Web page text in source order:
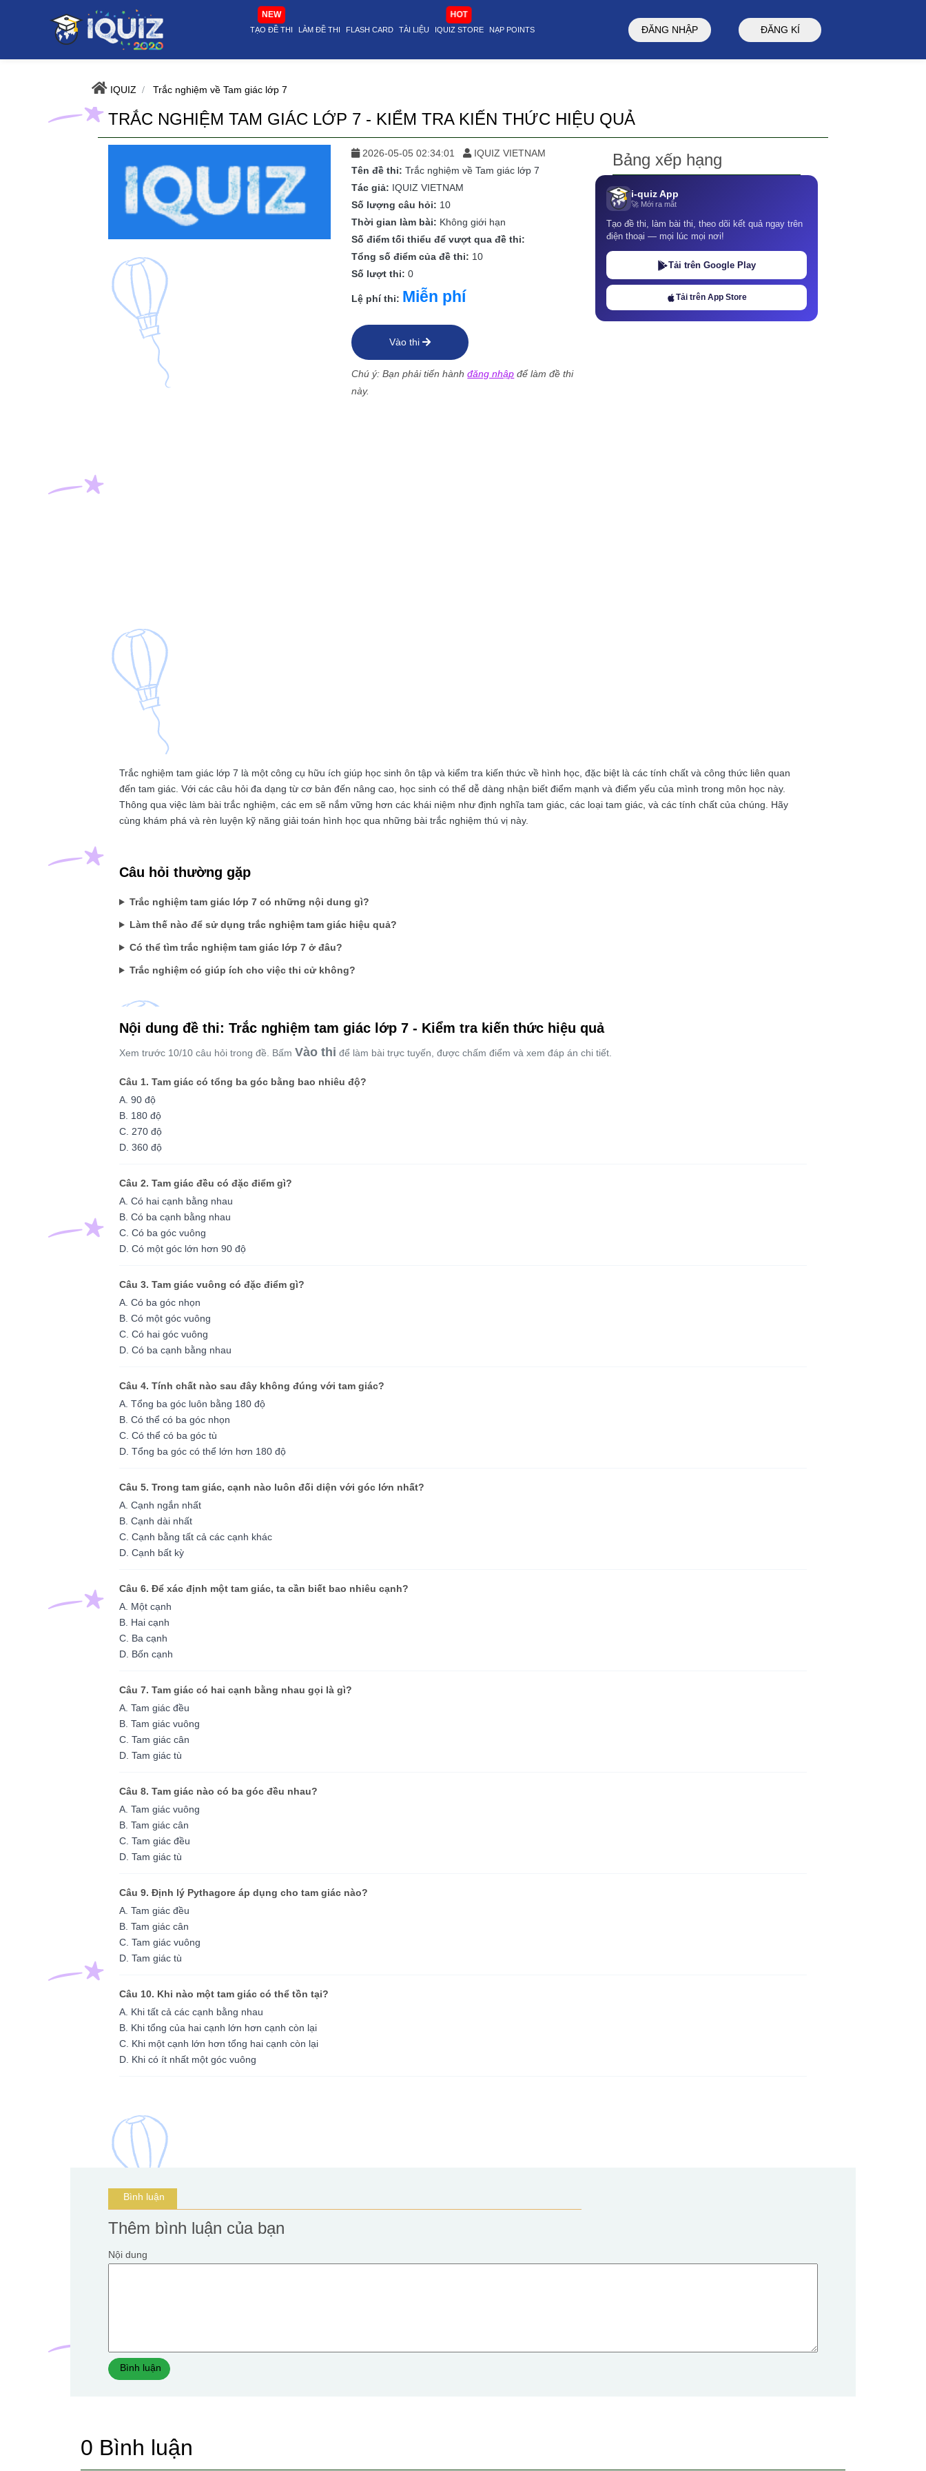
Trắc nghiệm tam giác lớp 7 - Kiểm tra kiến thức hiệu quả | i-quiz.vn@stop article@stop
TẠO ĐỀ THI
NEW
LÀM ĐỀ THI FLASH CARD TÀI LIỆU IQUIZ STORE
HOT
NẠP POINTS ĐĂNG NHẬP ĐĂNG KÍ
IQUIZ Trắc nghiệm về Tam giác lớp 7
TRẮC NGHIỆM TAM GIÁC LỚP 7 - KIỂM TRA KIẾN THỨC HIỆU QUẢ
2026-05-05 02:34:01
IQUIZ VIETNAM
Tên đề thi:Trắc nghiệm về Tam giác lớp 7
Tác giả: IQUIZ VIETNAM
Số lượng câu hỏi: 10
Thời gian làm bài: Không giới hạn
Số điểm tối thiểu để vượt qua đề thi:
Tổng số điểm của đề thi: 10
Số lượt thi:0
Lệ phí thi: Miễn phí
Vào thi
Chú ý: Bạn phải tiến hànhđăng nhập để làm đề thi
này.
Bảng xếp hạng
i-quiz App
🚀 Mới ra mắt
Tạo đề thi, làm bài thi, theo dõi kết quả ngay trên
điện thoại — mọi lúc mọi nơi!
Tải trên Google Play
Tải trên App Store
Trắc nghiệm tam giác lớp 7 là một công cụ hữu ích giúp học sinh ôn tập và kiểm tra kiến thức về hình học, đặc biệt là các tính chất và công thức liên quan
đến tam giác. Với các câu hỏi đa dạng từ cơ bản đến nâng cao, học sinh có thể dễ dàng nhận biết điểm mạnh và điểm yếu của mình trong môn học này.
Thông qua việc làm bài trắc nghiệm, các em sẽ nắm vững hơn các khái niệm như định nghĩa tam giác, các loại tam giác, và các tính chất của chúng. Hãy
cùng khám phá và rèn luyện kỹ năng giải toán hình học qua những bài trắc nghiệm thú vị này.
Câu hỏi thường gặp
Trắc nghiệm tam giác lớp 7 có những nội dung gì?
Làm thế nào để sử dụng trắc nghiệm tam giác hiệu quả?
Có thể tìm trắc nghiệm tam giác lớp 7 ở đâu?
Trắc nghiệm có giúp ích cho việc thi cử không?
Nội dung đề thi: Trắc nghiệm tam giác lớp 7 - Kiểm tra kiến thức hiệu quả
Xem trước 10/10 câu hỏi trong đề. Bấm Vào thi để làm bài trực tuyến, được chấm điểm và xem đáp án chi tiết.
Câu 1. Tam giác có tổng ba góc bằng bao nhiêu độ?
A. 90 độ
B. 180 độ
C. 270 độ
D. 360 độ
Câu 2. Tam giác đều có đặc điểm gì?
A. Có hai cạnh bằng nhau
B. Có ba cạnh bằng nhau
C. Có ba góc vuông
D. Có một góc lớn hơn 90 độ
Câu 3. Tam giác vuông có đặc điểm gì?
A. Có ba góc nhọn
B. Có một góc vuông
C. Có hai góc vuông
D. Có ba cạnh bằng nhau
Câu 4. Tính chất nào sau đây không đúng với tam giác?
A. Tổng ba góc luôn bằng 180 độ
B. Có thể có ba góc nhọn
C. Có thể có ba góc tù
D. Tổng ba góc có thể lớn hơn 180 độ
Câu 5. Trong tam giác, cạnh nào luôn đối diện với góc lớn nhất?
A. Cạnh ngắn nhất
B. Cạnh dài nhất
C. Cạnh bằng tất cả các cạnh khác
D. Cạnh bất kỳ
Câu 6. Để xác định một tam giác, ta cần biết bao nhiêu cạnh?
A. Một cạnh
B. Hai cạnh
C. Ba cạnh
D. Bốn cạnh
Câu 7. Tam giác có hai cạnh bằng nhau gọi là gì?
A. Tam giác đều
B. Tam giác vuông
C. Tam giác cân
D. Tam giác tù
Câu 8. Tam giác nào có ba góc đều nhau?
A. Tam giác vuông
B. Tam giác cân
C. Tam giác đều
D. Tam giác tù
Câu 9. Định lý Pythagore áp dụng cho tam giác nào?
A. Tam giác đều
B. Tam giác cân
C. Tam giác vuông
D. Tam giác tù
Câu 10. Khi nào một tam giác có thể tồn tại?
A. Khi tất cả các cạnh bằng nhau
B. Khi tổng của hai cạnh lớn hơn cạnh còn lại
C. Khi một cạnh lớn hơn tổng hai cạnh còn lại
D. Khi có ít nhất một góc vuông
Bình luận
Thêm bình luận của bạn
Nội dung
Bình luận
0 Bình luận